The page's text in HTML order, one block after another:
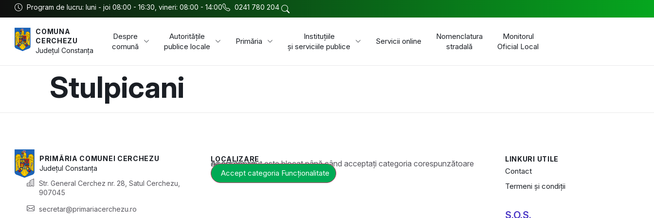
Program de lucru: luni - joi 08:00 - 16:30, vineri: 08:00 - 14:00 0241 780 204
COMUNA
CERCHEZU
JudețulConstanța
Despre
comună
Autoritățile
publice locale
Primăria
Instituțiile
și serviciile publice
Servicii online
Nomenclatura
stradală
Monitorul
Oficial Local
Stulpicani
PRIMĂRIA COMUNEI CERCHEZU
JudețulConstanța
Str. General Cerchez nr. 28, Satul Cerchezu,
907045
secretar@primariacerchezu.ro
LOCALIZARE
Acest conținut este blocat până când acceptați categoria corespunzătoare de cookie-uri.
Accept categoria Funcționalitate
LINKURI UTILE
Contact
Termeni și condiții
S.O.S.